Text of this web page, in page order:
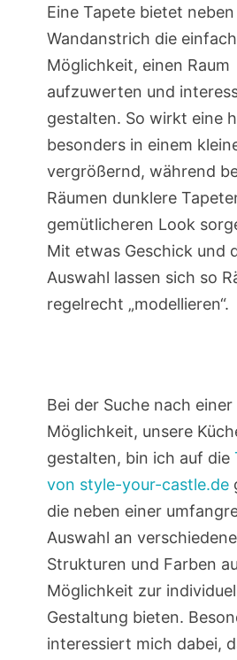
Eine Tapete bietet
Wandanstrich die
Möglichkeit, einen Raum
aufzuwerten und
gestalten. So wirkt eine
besonders in einem
vergrößernd, während
Räumen dunklere
gemütlicheren Look
Mit etwas Geschick und
Auswahl lassen sich so
regelrecht „modellieren“.
Bei der Suche nach einer
Möglichkeit, unsere
gestalten, bin ich auf die
von style-your-castle.de
die neben einer
Auswahl an
Strukturen und Farben
Möglichkeit zur
Gestaltung bieten.
interessiert mich dabei,